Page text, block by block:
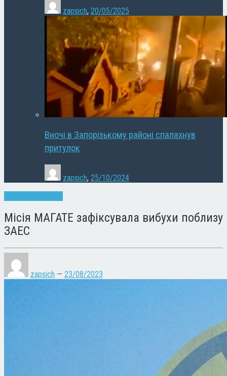
zapsich, 20/05/2025
Вночі в Запорізькому районі спалахнув
притулок
zapsich, 25/10/2024
Місія МАГАТЕ зафіксувала вибухи поблизу
ЗАЕС
zapsich — 23/08/2023